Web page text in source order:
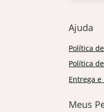
Ajuda
Política
Política
Entrega e
Meus